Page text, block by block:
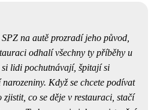
na autě prozradí jeho původ,
odhalí všechny ty příběhy u
lidi pochutnávají, špitají si
Když se chcete podívat
zjistit, co se děje v restauraci, stačí